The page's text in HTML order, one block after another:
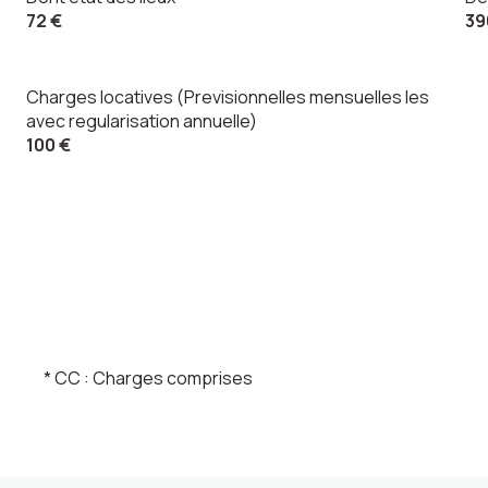
72 €
Charges locatives (Previsionnelles mensuelles les
avec regularisation annuelle)
100 €
* CC : Charges comprises